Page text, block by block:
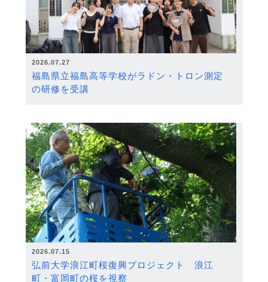
2026.07.27
福島県立福島高等学校がラドン・トロン測定
の研修を受講
2026.07.15
弘前大学浪江町桜復興プロジェクト 浪江
町・富岡町の桜を視察